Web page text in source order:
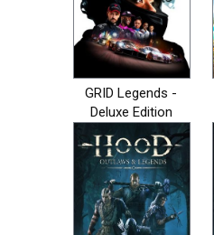
GRID Legends -
Deluxe Edition